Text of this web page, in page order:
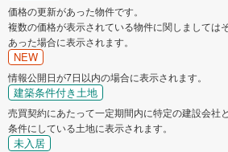
価格の更新があった物件です。
複数の価格が表示されている物件に関しましては
あった場合に表示されます。
NEW
情報公開日が7日以内の場合に表示されます。
建築条件付き土地
売買契約にあたって一定期間内に特定の建設会社
条件にしている土地に表示されます。
未入居